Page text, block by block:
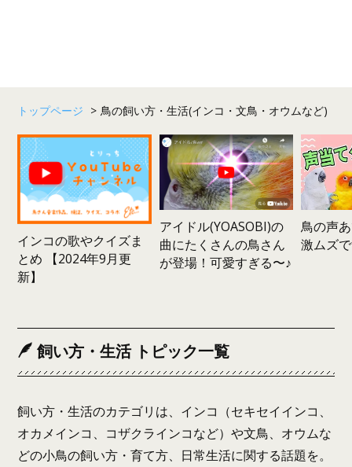
トップページ > 鳥の飼い方・生活(インコ・文鳥・オウムなど)
インコの歌やクイズま
とめ 【2024年9月更
新】
アイドル(YOASOBI)の
曲にたくさんの鳥さん
が登場！可愛すぎる〜♪
鳥の声
激ムズ
飼い方・生活 トピック一覧
飼い方・生活のカテゴリは、インコ（セキセイインコ、
オカメインコ、コザクラインコなど）や文鳥、オウムな
どの小鳥の飼い方・育て方、日常生活に関する話題を。